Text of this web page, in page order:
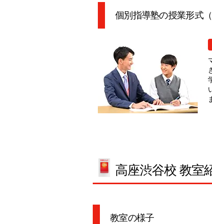
個別指導塾の授業形式（
高座渋谷校 教室
教室の様子